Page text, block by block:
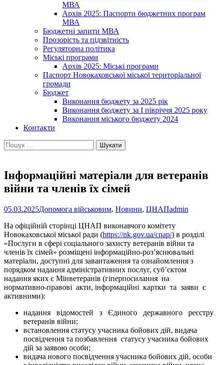
МВА
Архів 2025: Паспорти бюджетних програм
МВА
Бюджетні запити МВА
Прозорість та підзвітність
Регуляторна політика
Міські програми
Архів 2025: Міські програми
Паспорт Новокаховської міської територіальної
громади
Бюджет
Виконання бюджету за 2025 рік
Виконання бюджету за І півріччя 2025 року
Виконання міського бюджету 2024
Контакти
Пошук:
Інформаційні матеріали для ветеранів
війни та членів їх сімей
05.03.2025Допомога військовим, Новини, ЦНАПadmin
На офіційній сторінці ЦНАП виконавчого комітету
Новокаховської міської ради (https://nk.gov.ua/cnap/) в розділі
«Послуги в сфері соціального захисту ветеранів війни та
членів їх сімей» розміщені інформаційно-роз’яснювальні
матеріали, доступні для завантаження та ознайомлення з
порядком надання адміністративних послуг, суб’єктом
надання яких є Мінветеранів (гіперпосилання на
нормативно-правові акти, інформаційні картки та заяви є
активними):
надання відомостей з Єдиного державного реєстру
ветеранів війни;
встановлення статусу учасника бойових дій, видача
посвідчення та позбавлення статусу учасника бойових
дій за заявою особи;
видача нового посвідчення учасника бойових дій, особи